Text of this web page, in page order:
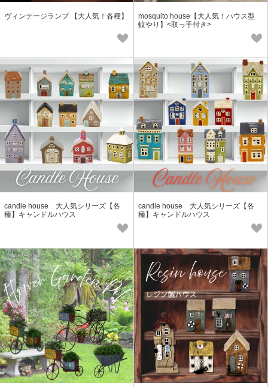
ヴィンテージランプ 【大人気！各種】
mosquito house【大人気！ハウス型
蚊やり】<取っ手付き>
candle house 大人気シリーズ【各
種】キャンドルハウス
candle house 大人気シリーズ【各
種】キャンドルハウス